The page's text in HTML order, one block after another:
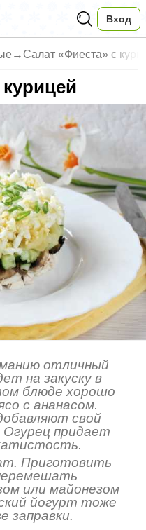
Вход
→ Салат «Фиеста» с
отличный
на закуску в
блюде хорошо
с ананасом.
свой
Огурец придает
Приготовить
или майонезом
йогурт тоже
заправки.